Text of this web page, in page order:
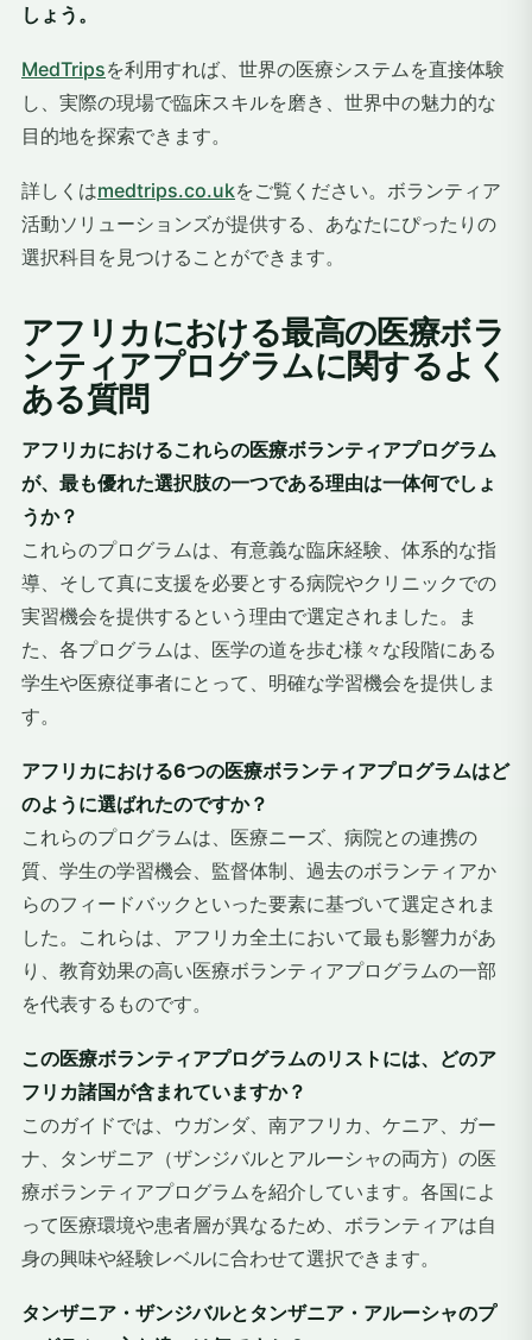
しょう。
MedTripsを利用すれば、世界の医療システムを直接体験
し、実際の現場で臨床スキルを磨き、世界中の魅力的な
目的地を探索できます。
詳しくはmedtrips.co.ukをご覧ください。ボランティア
活動ソリューションズが提供する、あなたにぴったりの
選択科目を見つけることができます。
アフリカにおける最高の医療ボラ
ンティアプログラムに関するよく
ある質問
アフリカにおけるこれらの医療ボランティアプログラム
が、最も優れた選択肢の一つである理由は一体何でしょ
うか？
これらのプログラムは、有意義な臨床経験、体系的な指
導、そして真に支援を必要とする病院やクリニックでの
実習機会を提供するという理由で選定されました。ま
た、各プログラムは、医学の道を歩む様々な段階にある
学生や医療従事者にとって、明確な学習機会を提供しま
す。
アフリカにおける6つの医療ボランティアプログラムはど
のように選ばれたのですか？
これらのプログラムは、医療ニーズ、病院との連携の
質、学生の学習機会、監督体制、過去のボランティアか
らのフィードバックといった要素に基づいて選定されま
した。これらは、アフリカ全土において最も影響力があ
り、教育効果の高い医療ボランティアプログラムの一部
を代表するものです。
この医療ボランティアプログラムのリストには、どのア
フリカ諸国が含まれていますか？
このガイドでは、ウガンダ、南アフリカ、ケニア、ガー
ナ、タンザニア（ザンジバルとアルーシャの両方）の医
療ボランティアプログラムを紹介しています。各国によ
って医療環境や患者層が異なるため、ボランティアは自
身の興味や経験レベルに合わせて選択できます。
タンザニア・ザンジバルとタンザニア・アルーシャのプ